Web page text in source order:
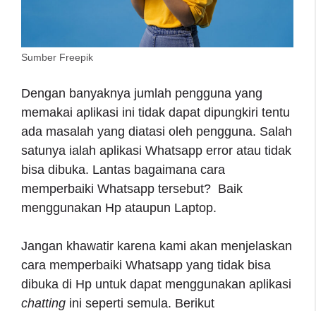
Sumber Freepik
Dengan banyaknya jumlah pengguna yang
memakai aplikasi ini tidak dapat dipungkiri tentu
ada masalah yang diatasi oleh pengguna. Salah
satunya ialah aplikasi Whatsapp error atau tidak
bisa dibuka. Lantas bagaimana cara
memperbaiki Whatsapp tersebut? Baik
menggunakan Hp ataupun Laptop.
Jangan khawatir karena kami akan menjelaskan
cara memperbaiki Whatsapp yang tidak bisa
dibuka di Hp untuk dapat menggunakan aplikasi
chatting ini seperti semula. Berikut